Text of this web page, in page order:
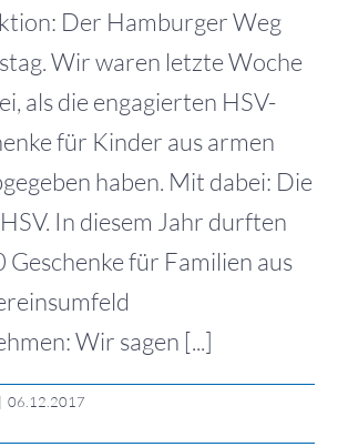
Der Hamburger Weg
Wir waren letzte Woche
als die engagierten HSV-
für Kinder aus armen
haben. Mit dabei: Die
In diesem Jahr durften
für Familien aus
Wir sagen [...]
| 06.12.2017